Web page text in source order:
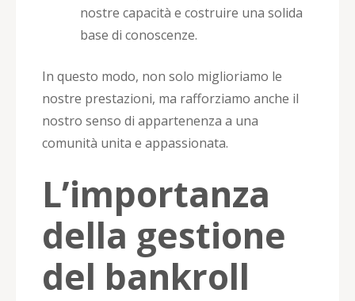
nostre capacità e costruire una solida
base di conoscenze.
In questo modo, non solo miglioriamo le
nostre prestazioni, ma rafforziamo anche il
nostro senso di appartenenza a una
comunità unita e appassionata.
L’importanza
della gestione
del bankroll